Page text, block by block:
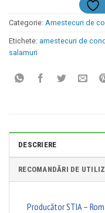
Categorie: Amestecuri de
Etichete: amestecuri de
salamuri
DESCRIERE
RECOMANDĂRI DE
Producător STIA –